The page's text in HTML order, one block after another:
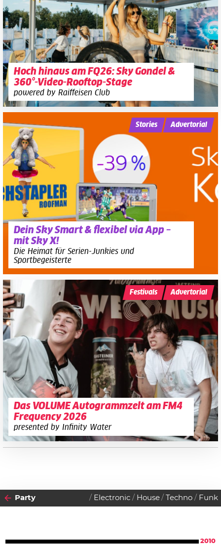
Hoch hinaus am FQ26: Sky Gondel &
360°-Video-Rooftop-Stage
powered by Raiffeisen Club
Dein Sky Smart & flexibel via App –
mit Sky X!
Die Heimat für Serien-Junkies und
Sportbegeisterte
Stories Advertorial
Das VOLUME Autogrammzelt am FM4
Frequency 2026
presented by Infinity Water
Festivals Advertorial
Party Electronic House Techno Funk
2010